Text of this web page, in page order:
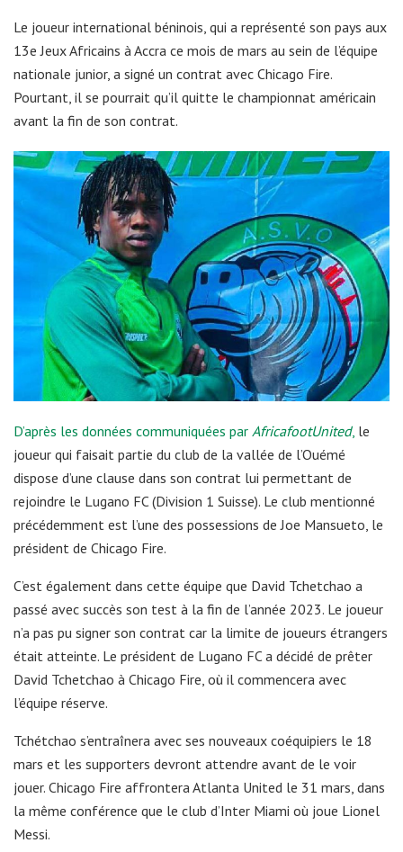
Le joueur international béninois, qui a représenté son pays aux
13e Jeux Africains à Accra ce mois de mars au sein de l’équipe
nationale junior, a signé un contrat avec Chicago Fire.
Pourtant, il se pourrait qu’il quitte le championnat américain
avant la fin de son contrat.
D’après les données communiquées par AfricafootUnited, le
joueur qui faisait partie du club de la vallée de l’Ouémé
dispose d’une clause dans son contrat lui permettant de
rejoindre le Lugano FC (Division 1 Suisse). Le club mentionné
précédemment est l’une des possessions de Joe Mansueto, le
président de Chicago Fire.
C’est également dans cette équipe que David Tchetchao a
passé avec succès son test à la fin de l’année 2023. Le joueur
n’a pas pu signer son contrat car la limite de joueurs étrangers
était atteinte. Le président de Lugano FC a décidé de prêter
David Tchetchao à Chicago Fire, où il commencera avec
l’équipe réserve.
Tchétchao s’entraînera avec ses nouveaux coéquipiers le 18
mars et les supporters devront attendre avant de le voir
jouer. Chicago Fire affrontera Atlanta United le 31 mars, dans
la même conférence que le club d’Inter Miami où joue Lionel
Messi.